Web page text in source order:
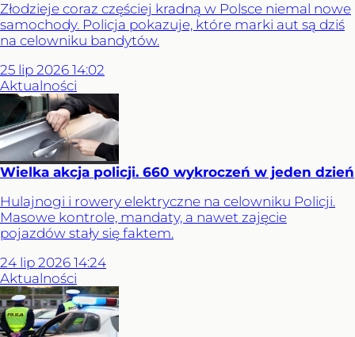
Złodzieje coraz częściej kradną w Polsce niemal nowe
samochody. Policja pokazuje, które marki aut są dziś
na celowniku bandytów.
25 lip 2026 14:02
Aktualności
Wielka akcja policji. 660 wykroczeń w jeden dzień
Hulajnogi i rowery elektryczne na celowniku Policji.
Masowe kontrole, mandaty, a nawet zajęcie
pojazdów stały się faktem.
24 lip 2026 14:24
Aktualności